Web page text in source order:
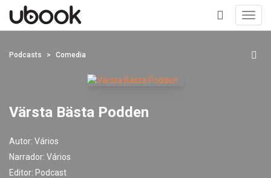
+
Podcasts Comedia
Värsta Bästa Podden
Autor: Vários
Narrador: Vários
Editor: Podcast